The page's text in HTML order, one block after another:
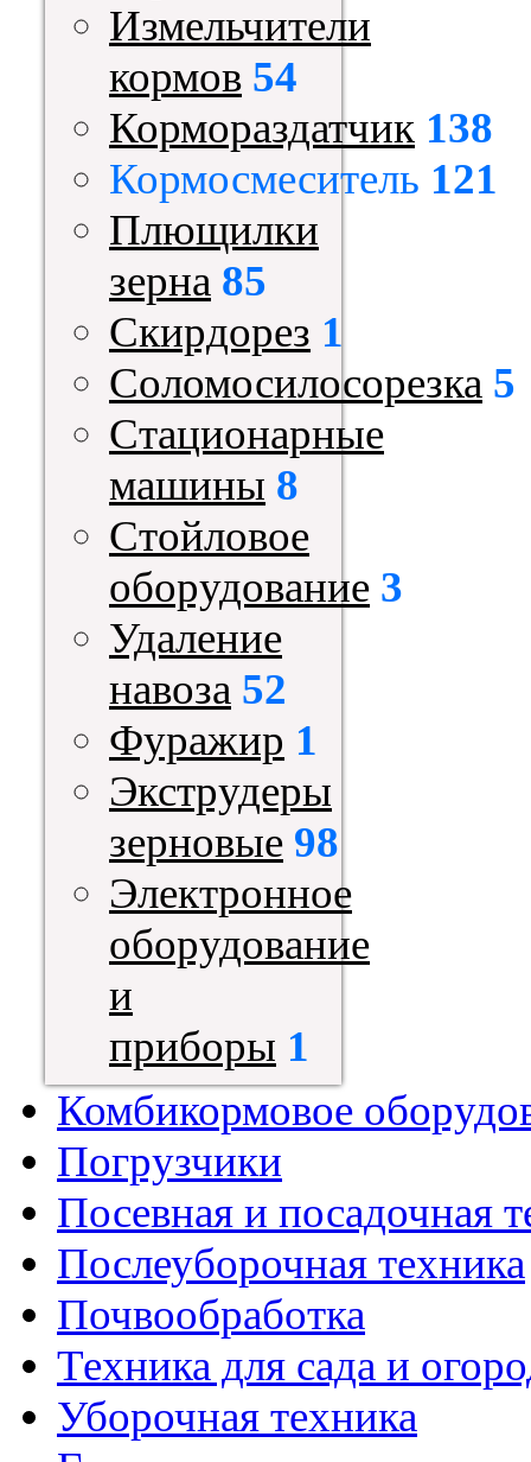
Измельчители
кормов 54
Кормораздатчик 138
Кормосмеситель 121
Плющилки
зерна 85
Скирдорез 1
Соломосилосорезка 5
Стационарные
машины 8
Стойловое
оборудование 3
Удаление
навоза 52
Фуражир 1
Экструдеры
зерновые 98
Электронное
оборудование
и
приборы 1
Комбикормовое
Погрузчики
Посевная и посадочная
Послеуборочная техника
Почвообработка
Техника для сада и
Уборочная техника